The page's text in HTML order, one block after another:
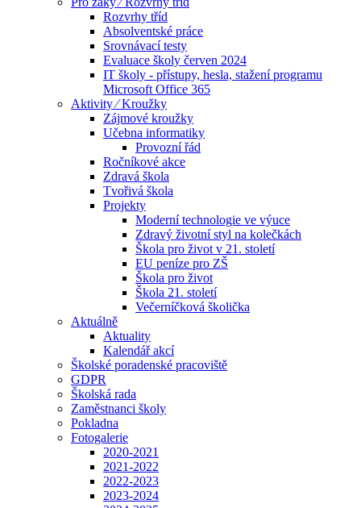
Rozvrhy tříd
Absolventské práce
Srovnávací testy
Evaluace školy červen 2024
IT školy - přístupy, hesla, stažení programu
Microsoft Office 365
Aktivity ⁄ Kroužky
Zájmové kroužky
Učebna informatiky
Provozní řád
Ročníkové akce
Zdravá škola
Tvořivá škola
Projekty
Moderní technologie ve výuce
Zdravý životní styl na kolečkách
Škola pro život v 21. století
EU peníze pro ZŠ
Škola pro život
Škola 21. století
Večerníčková školička
Aktuálně
Aktuality
Kalendář akcí
Školské poradenské pracoviště
GDPR
Školská rada
Zaměstnanci školy
Pokladna
Fotogalerie
2020-2021
2021-2022
2022-2023
2023-2024